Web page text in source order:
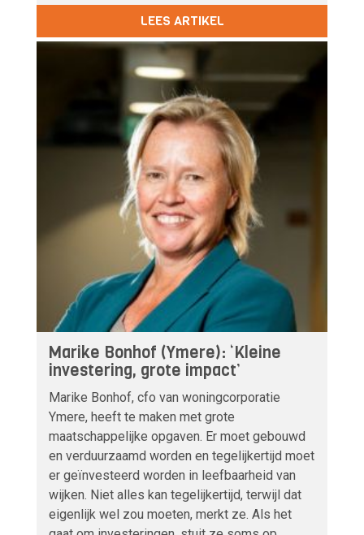
LEES ARTIKEL
Marike Bonhof (Ymere): ‘Kleine
investering, grote impact’
Marike Bonhof, cfo van woningcorporatie
Ymere, heeft te maken met grote
maatschappelijke opgaven. Er moet gebouwd
en verduurzaamd worden en tegelijkertijd moet
er geïnvesteerd worden in leefbaarheid van
wijken. Niet alles kan tegelijkertijd, terwijl dat
eigenlijk wel zou moeten, merkt ze. Als het